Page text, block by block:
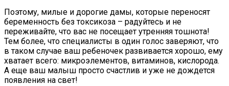
Поэтому, милые и дорогие дамы, которые переносят
беременность без токсикоза – радуйтесь и не
переживайте, что вас не посещает утренняя тошнота!
Тем более, что специалисты в один голос заверяют, что
в таком случае ваш ребеночек развивается хорошо, ему
хватает всего: микроэлементов, витаминов, кислорода.
А еще ваш малыш просто счастлив и уже не дождется
появления на свет!